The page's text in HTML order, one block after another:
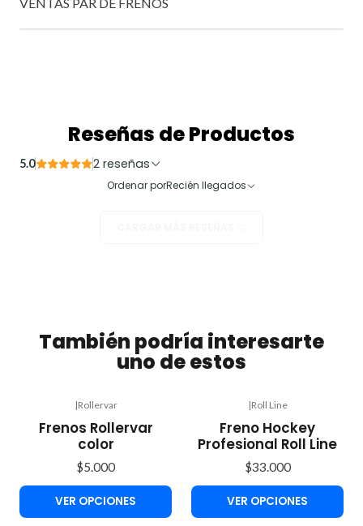
Reseñas de Productos
5.0 2 reseñas
Ordenar porRecién llegados
También podría interesarte
uno de estos
|Rollervar
Frenos Rollervar
color
$5.000
VER OPCIONES
|Roll Line
Freno Hockey
Profesional Roll Line
$33.000
VER OPCIONES